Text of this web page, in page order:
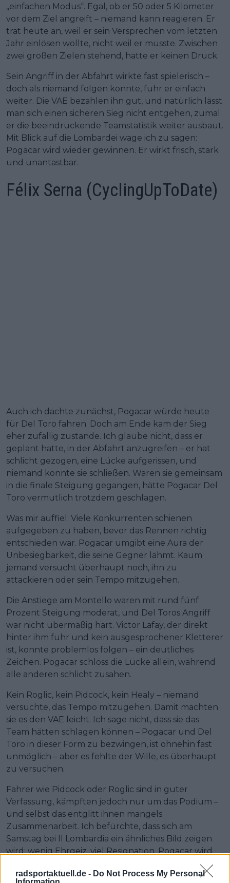
radsportaktuell.de - Do Not Process My Personal
„einfachen Modus“. Egal, ob er 50 oder 5 Kilometer
vor dem Ziel angreift – niemand kann reagieren. Er
trat heute an, weil er sein Versprechen vom letzten
Jahr einlösen wollte, nicht weil er musste. Zwischen
zwei großen Zielen stehend, hatte er keinen Druck.
Sein Angriff in der Abfahrt wirkte fast spielerisch –
doch als niemand folgen konnte, fuhr er einfach
weiter. Die VAE bezahlen ihn gut, und natürlich lässt
man sich einen sicheren Sieg nicht entgehen, zumal
er die beeindruckende Teamstatistik weiter ausbaut.
Mit Blick auf die Lombardei wage ich zu sagen:
Pogacar wird wieder gewinnen. Er wirkt frisch, stark
und unantastbar.
Félix Serna (CyclingUpToDate)
Auch ich dachte zunächst, Pogacar würde heute
für Del Toro fahren. Doch am Ende kam der Sieg
eher zufällig zustande. Ich glaube nicht, dass er
geplant hatte, in der Abfahrt anzugreifen – er hat
schlicht gezogen, eine Lücke aufgerissen, und
niemand konnte sie schließen. Wären sie gemeinsam
in die finale Steigung gegangen, hätte Pogacar Del
Toro vermutlich trotzdem geschlagen.
Was mir auffiel: Viele Konkurrenten schienen
aufgegeben zu haben, bevor das Rennen richtig
entschieden war. Pogacar umgibt eine Aura der
Unbesiegbarkeit, die seine Gegner lähmt. Kaum
jemand versucht überhaupt noch, ihn zu
attackieren oder sein Tempo mitzugehen.
Die Anstiege am Montello waren mit rund fünf
Prozent Steigung moderat, und Del Toros Angriff
war nicht übermäßig hart. Victor Lafay, der direkt
hinter ihm fuhr und kein ausgesprochener Kletterer
ist, konnte problemlos folgen – ein deutliches
Zeichen. Pogacar schloss die Lücke allein, während
alle anderen schlicht zusahen.
Kein Roglic, kein Pidcock, kein Healy – niemand
versuchte, das Tempo mitzugehen. Damit machten
sie es den VAE leicht. Ich sage nicht, dass sie das
Team hätten schlagen können – Pogacar und Del
Toro in dieser Form zu bezwingen, ist ohnehin fast
unmöglich – aber es fehlte der Wille, es überhaupt
zu versuchen.
Fahrer wie Pidcock oder Roglic sind in guter
Verfassung, kämpften jedoch nur um das Podium –
und selbst das entglitt ihnen mangels
Zusammenarbeit. Ich befürchte, dass sich am
Samstag bei Il Lombardia ein ähnliches Bild zeigen
wird: wenig Ehrgeiz, viel Resignation. Pogacar wird
wieder angreifen – die einzige offene Frage ist nur,
wann. Vorhersehbar? Ja. Langweilig? Sicher nicht.